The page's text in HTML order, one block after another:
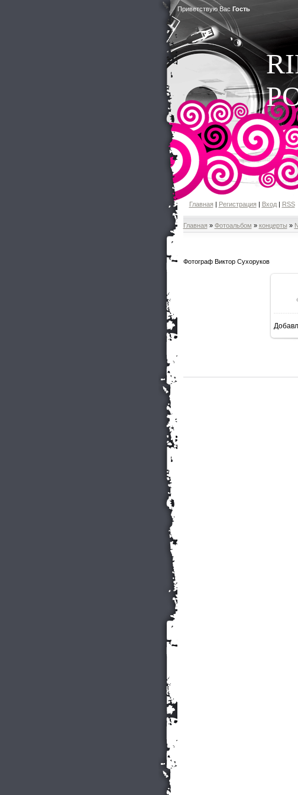
Приветствую Вас Гость
Главная| Регистрация| Вход| RSS
Главная » Фотоальбом » концерты »
Фотограф Виктор Сухоруков